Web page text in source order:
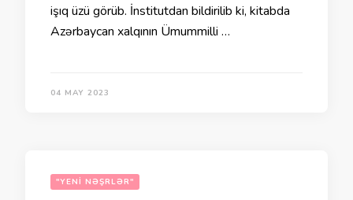
işıq üzü görüb. İnstitutdan bildirilib ki, kitabda
Azərbaycan xalqının Ümummilli …
04 MAY 2023
"YENI NƏŞRLƏR"